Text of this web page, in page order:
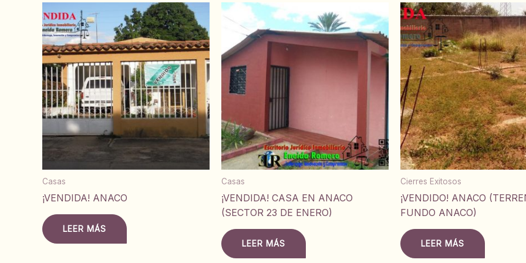
Casas
¡VENDIDA! ANACO
LEER MÁS
Casas
¡VENDIDA! CASA EN ANACO
(SECTOR 23 DE ENERO)
LEER MÁS
Cierres Exitosos
¡VENDIDO! ANACO
FUNDO ANACO)
LEER MÁS